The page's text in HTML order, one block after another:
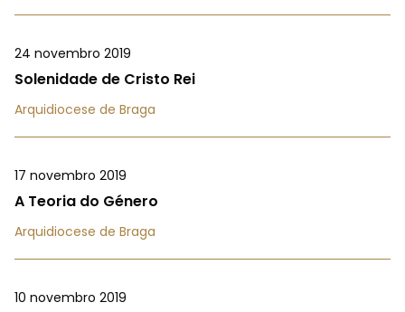
24 novembro 2019
Solenidade de Cristo Rei
Arquidiocese de Braga
17 novembro 2019
A Teoria do Género
Arquidiocese de Braga
10 novembro 2019